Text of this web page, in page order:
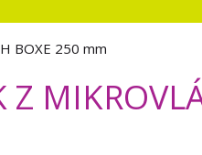
BOXE 250 mm